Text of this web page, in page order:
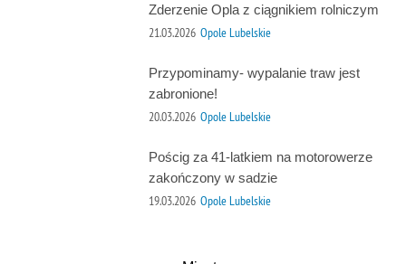
Zderzenie Opla z ciągnikiem rolniczym
21.03.2026 Opole Lubelskie
Przypominamy- wypalanie traw jest
zabronione!
20.03.2026 Opole Lubelskie
Pościg za 41-latkiem na motorowerze
zakończony w sadzie
19.03.2026 Opole Lubelskie